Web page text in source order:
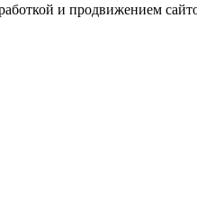
и продвижением